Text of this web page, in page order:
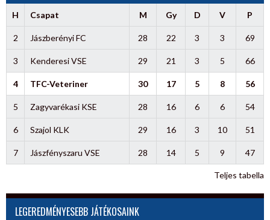
H Csapat M Gy D V P
2 Jászberényi FC 28 22 3 3 69
3 Kenderesi VSE 29 21 3 5 66
4 TFC-Veteriner 30 17 5 8 56
5 Zagyvarékasi KSE 28 16 6 6 54
6 Szajol KLK 29 16 3 10 51
7 Jászfényszaru VSE 28 14 5 9 47
Teljes tabella
LEGEREDMÉNYESEBB JÁTÉKOSAINK